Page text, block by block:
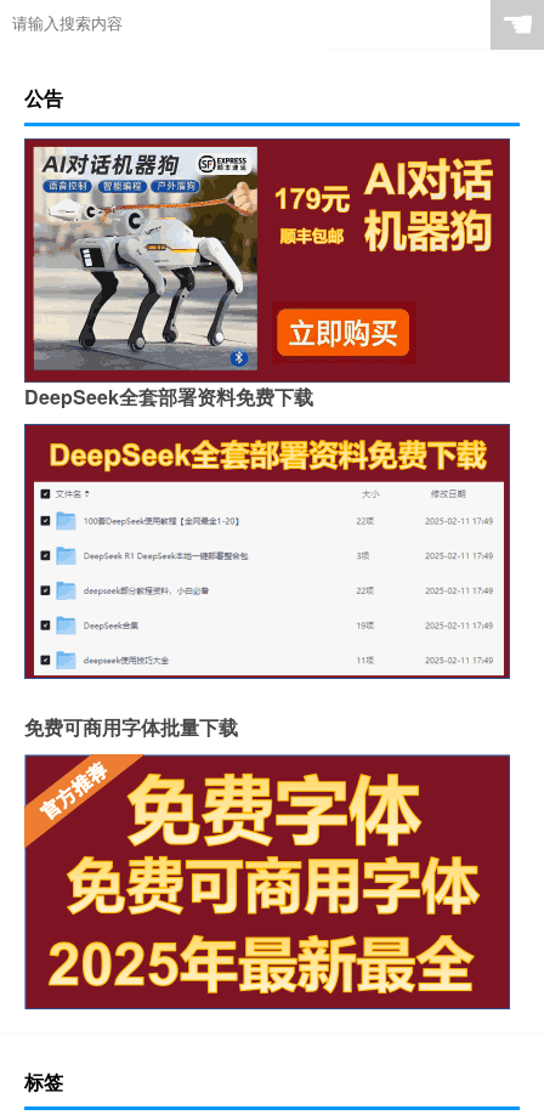
☚
公告
DeepSeek全套部署资料免费下载
免费可商用字体批量下载
标签